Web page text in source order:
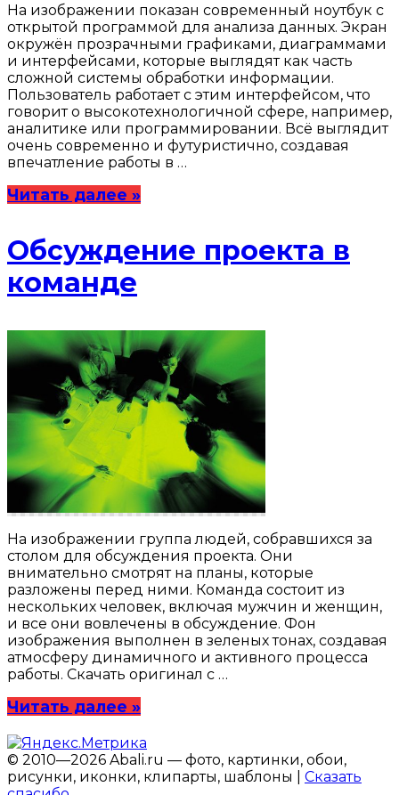
На изображении показан современный ноутбук с
открытой программой для анализа данных. Экран
окружён прозрачными графиками, диаграммами
и интерфейсами, которые выглядят как часть
сложной системы обработки информации.
Пользователь работает с этим интерфейсом, что
говорит о высокотехнологичной сфере, например,
аналитике или программировании. Всё выглядит
очень современно и футуристично, создавая
впечатление работы в …
Читать далее »
Обсуждение проекта в
команде
На изображении группа людей, собравшихся за
столом для обсуждения проекта. Они
внимательно смотрят на планы, которые
разложены перед ними. Команда состоит из
нескольких человек, включая мужчин и женщин,
и все они вовлечены в обсуждение. Фон
изображения выполнен в зеленых тонах, создавая
атмосферу динамичного и активного процесса
работы. Скачать оригинал с …
Читать далее »
© 2010—2026 Abali.ru — фото, картинки, обои,
рисунки, иконки, клипарты, шаблоны | Сказать